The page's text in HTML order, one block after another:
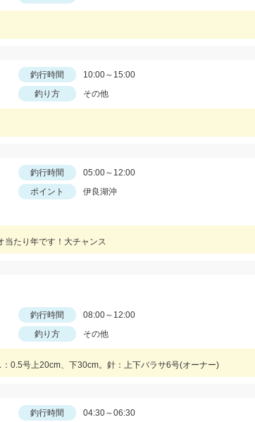
釣行時間
10:00～15:00
釣り方 その他
釣行時間
05:00～12:00
ポイント
伊良湖沖
当たり年です！大チャンス
釣行時間
08:00～12:00
釣り方 その他
0.5号上20cm、下30cm。針：上下バラサ6号(オーナー)
釣行時間
04:30～06:30